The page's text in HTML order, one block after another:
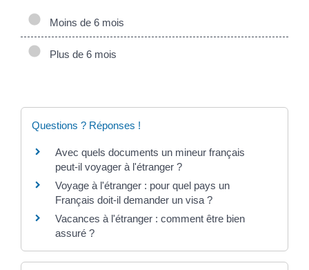
Moins de 6 mois
Plus de 6 mois
Questions ? Réponses !
Avec quels documents un mineur français
peut-il voyager à l'étranger ?
Voyage à l'étranger : pour quel pays un
Français doit-il demander un visa ?
Vacances à l'étranger : comment être bien
assuré ?